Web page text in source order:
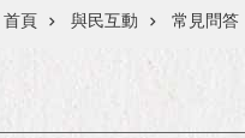
首頁 與民互動 常見問答